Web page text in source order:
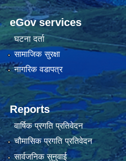
eGov services
घटना दर्ता
सामाजिक सुरक्षा
नागरिक वडापत्र
Reports
वार्षिक प्रगति प्रतिवेदन
चौमासिक प्रगति प्रतिवेदन
सार्वजनिक सुनुवाई